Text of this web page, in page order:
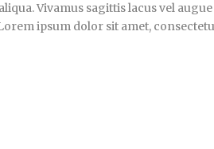
Vivamus sagittis lacus vel
ipsum dolor sit amet,